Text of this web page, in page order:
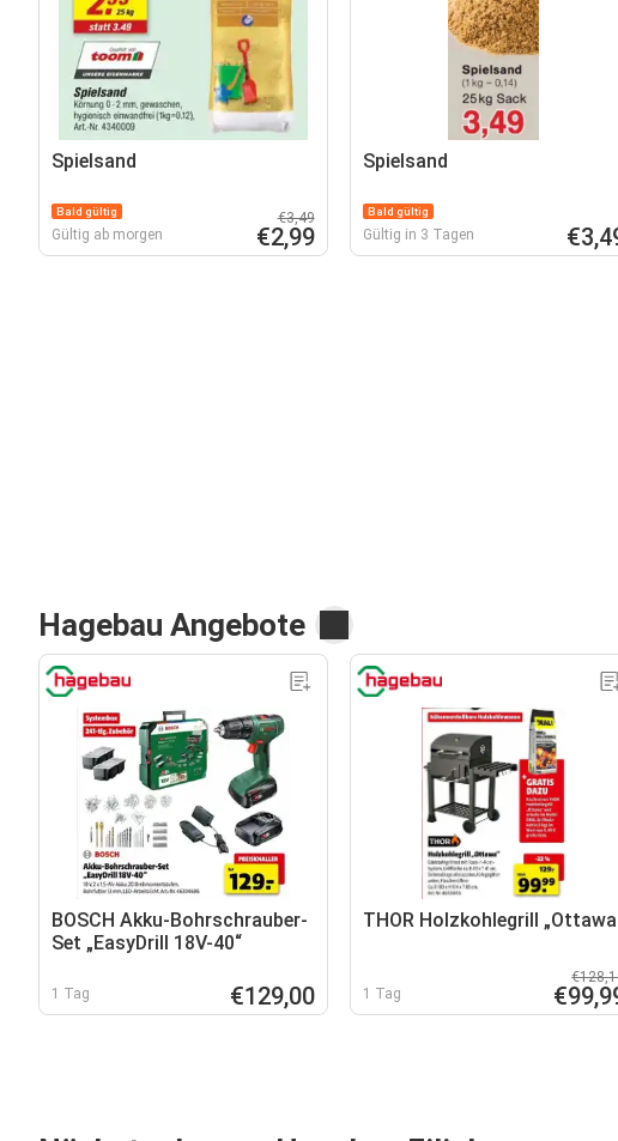
Spielsand
Bald gültig
Gültig ab morgen
€3,49
€2,99
Spielsand
Bald gültig
Gültig in 3 Tagen
Hagebau Angebote
BOSCH Akku-Bohrschrauber-
Set „EasyDrill 18V-40“
1 Tag €129,00
THOR Holzkohlegrill
1 Tag